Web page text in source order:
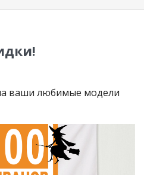
ваши любимые модели